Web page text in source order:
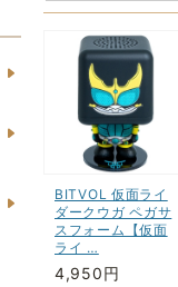
BITVOL 仮面ライ
ダークウガ ペガサ
スフォーム【仮面
ライ …
4,950円